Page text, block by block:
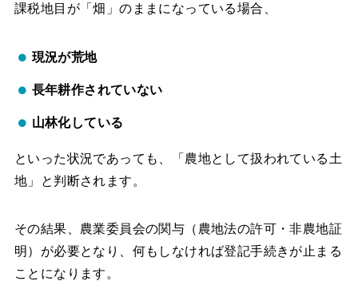
課税地目が「畑」のままになっている場合、
現況が荒地
長年耕作されていない
山林化している
といった状況であっても、「農地として扱われている土
地」と判断されます。
その結果、農業委員会の関与（農地法の許可・非農地証
明）が必要となり、何もしなければ登記手続きが止まる
ことになります。